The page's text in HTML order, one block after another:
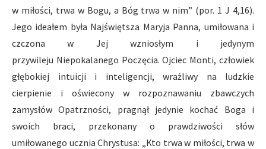
w miłości, trwa w Bogu, a Bóg trwa w nim” (por. 1 J 4,16).
Jego ideałem była Najświętsza Maryja Panna, umiłowana i
czczona w Jej wzniosłym i jedynym
przywileju Niepokalanego Poczęcia. Ojciec Monti, człowiek
głębokiej intuicji i inteligencji, wrażliwy na ludzkie
cierpienie i oświecony w rozpoznawaniu zbawczych
zamysłów Opatrzności, pragnął jedynie kochać Boga i
swoich braci, przekonany o prawdziwości słów
umiłowanego ucznia Chrystusa: „Kto trwa w miłości, trwa w